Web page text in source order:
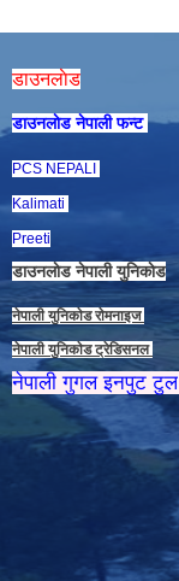
डाउनलाेड
डाउनलाेड नेपाली फन्ट
PCS NEPALI
Kalimati
Preeti
डाउनलाेड नेपाली युनिकाेड
नेपाली युनिकाेड राेमनाइज
नेपाली युनिकाेड ट्रेडिसनल
नेपाली गुगल इनपुट टुल